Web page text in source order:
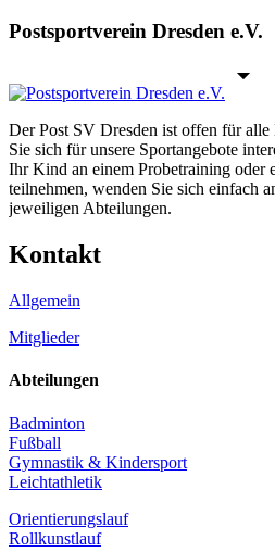
Postsportverein Dresden e.V.
Der Post SV Dresden ist offen für
Sie sich für unsere Sportangebote
Ihr Kind an einem Probetraining oder
teilnehmen, wenden Sie sich einfach
jeweiligen Abteilungen.
Kontakt
Allgemein
Mitglieder
Abteilungen
Badminton
Fußball
Gymnastik & Kindersport
Leichtathletik
Orientierungslauf
Rollkunstlauf